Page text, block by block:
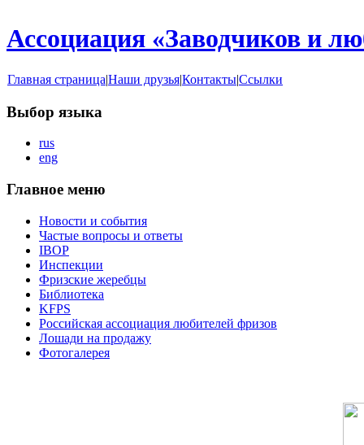
Ассоциация «Заводчиков и
Главная страница|Наши друзья|Контакты|Ссылки
Выбор языка
rus
eng
Главное меню
Новости и события
Частые вопросы и ответы
IBOP
Инспекции
Фризские жеребцы
Библиотека
KFPS
Российская ассоциация любителей фризов
Лошади на продажу
Фотогалерея